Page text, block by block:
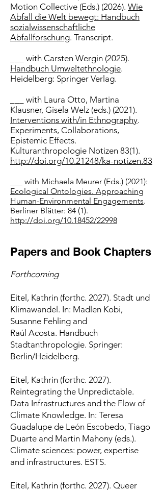
Motion Collective (Eds.) (2026). Wie
Abfall die Welt bewegt: Handbuch
sozialwissenschaftliche
Abfallforschung.​ Transcript.
with Carsten Wergin (2025).
Handbuch Umweltethnologie.
Heidelberg: Springer Verlag.
with Laura Otto, Martina
Klausner, Gisela Welz (eds.) (2021).
Interventions with/in Ethnography.
Experiments, Collaborations,
Epistemic Effects.
Kulturanthropologie Notizen 83(1).
http://doi.org/10.21248/ka-notizen.83
___ with Michaela Meurer (Eds.) (2021):
Ecological Ontologies. Approaching
Human-Environmental Engagements.
Berliner Blätter: 84 (1).
http://doi.org/10.18452/22998
Papers and Book Chapters
Forthcoming
Eitel, Kathrin (forthc. 2027). Stadt und
Klimawandel. In: Madlen Kobi,
Susanne Fehling and
Raúl Acosta. Handbuch
Stadtanthropologie. Springer:
Berlin/Heidelberg.
Eitel, Kathrin (forthc. 2027).
Reintegrating the Unpredictable.
Data Infrastructures and the Flow of
Climate Knowledge. In: Teresa
Guadalupe de León Escobedo, Tiago
Duarte and Martin Mahony (eds.).
Climate sciences: power, expertise
and infrastructures. ESTS.
Eitel, Kathrin (forthc. 2027). Queer